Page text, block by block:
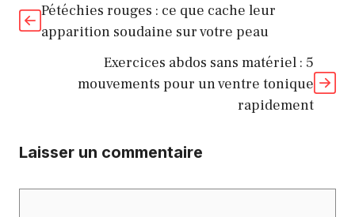
Pétéchies rouges : ce que cache leur
apparition soudaine sur votre peau
Exercices abdos sans matériel : 5
mouvements pour un ventre tonique
rapidement
Laisser un commentaire